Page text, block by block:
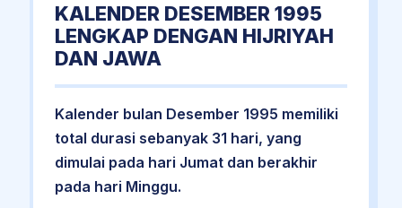
KALENDER DESEMBER 1995
LENGKAP DENGAN HIJRIYAH
DAN JAWA
Kalender bulan Desember 1995 memiliki
total durasi sebanyak 31 hari, yang
dimulai pada hari Jumat dan berakhir
pada hari Minggu.